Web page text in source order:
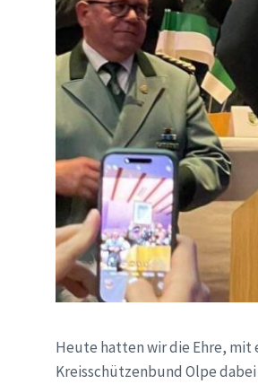
Heute hatten wir die Ehre, mit
Kreisschützenbund Olpe